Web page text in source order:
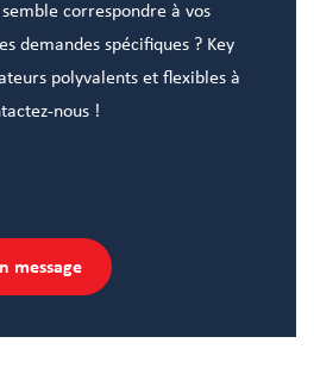
correspondre à vos
demandes spécifiques ? Key
polyvalents et flexibles à
nous !
message